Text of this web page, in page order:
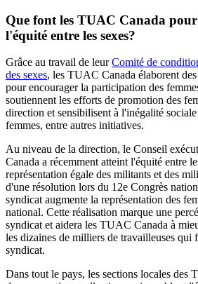
Que font les TUAC Canada
l'équité entre les sexes?
Grâce au travail de leurComité de
des sexes, les TUAC Canada élaborent
pour encourager la participation des
soutiennent les efforts de promotion des
direction et sensibilisent à l'inégalité
femmes, entre autres initiatives.
Au niveau de la direction, le Conseil
Canada a récemment atteint l'équité entre
représentation égale des militants et des
d'une résolution lors du 12e Congrès
syndicat augmente la représentation des
national. Cette réalisation marque une
syndicat et aidera les TUAC Canada à
les dizaines de milliers de travailleuses
syndicat.
Dans tout le pays, les sections locales des